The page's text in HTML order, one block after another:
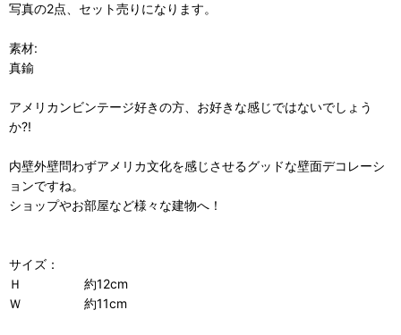
写真の2点、セット売りになります。
素材:
真鍮
アメリカンビンテージ好きの方、お好きな感じではないでしょう
か?!
内壁外壁問わずアメリカ文化を感じさせるグッドな壁面デコレーシ
ョンですね。
ショップやお部屋など様々な建物へ！
サイズ：
Ｈ 約12cm
Ｗ 約11cm